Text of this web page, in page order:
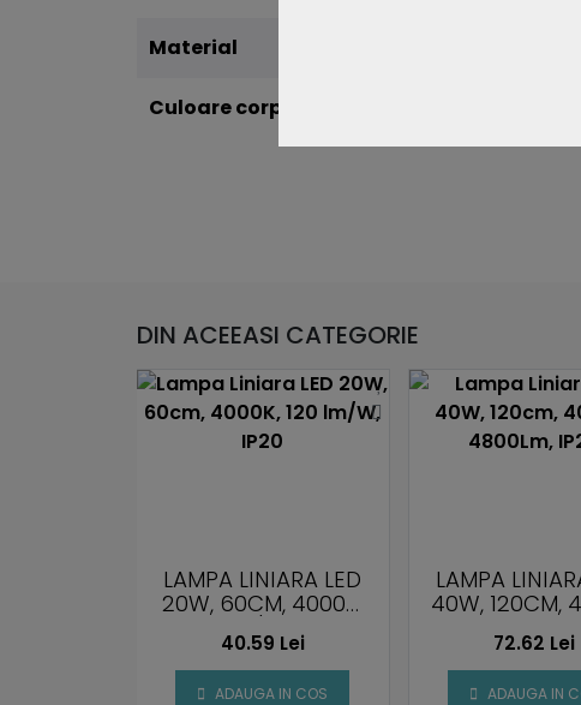
Material
Culoare corp
DIN ACEEASI CATEGORIE
LAMPA LINIARA LED
20W, 60CM, 4000K,
120 LM/W, IP20
40.59 Lei
ADAUGA IN COS
LAMPA
40W, 120CM,
4800LM,
72.62 Lei
ADAUGA IN